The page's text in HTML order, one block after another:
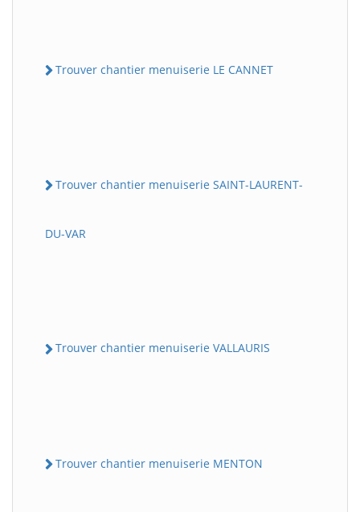
Trouver chantier menuiserie LE CANNET
Trouver chantier menuiserie SAINT-LAURENT-
DU-VAR
Trouver chantier menuiserie VALLAURIS
Trouver chantier menuiserie MENTON